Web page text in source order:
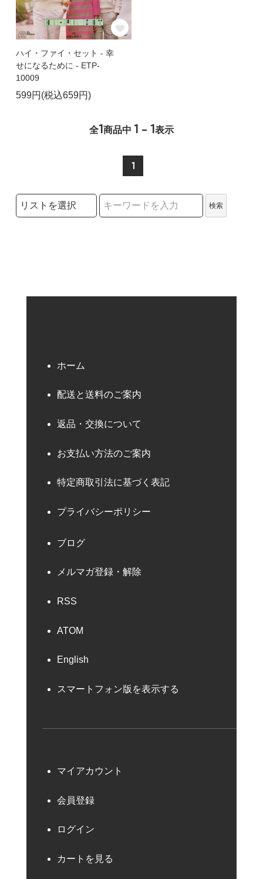
ハイ・ファイ・セット - 幸
せになるために - ETP-
10009
599円(税込659円)
全1商品中 1 - 1表示
1
検索リストの選択
検索
ホーム
配送と送料のご案内
返品・交換について
お支払い方法のご案内
特定商取引法に基づく表記
プライバシーポリシー
ブログ
メルマガ登録・解除
RSS
ATOM
English
スマートフォン版を表示する
マイアカウント
会員登録
ログイン
カートを見る